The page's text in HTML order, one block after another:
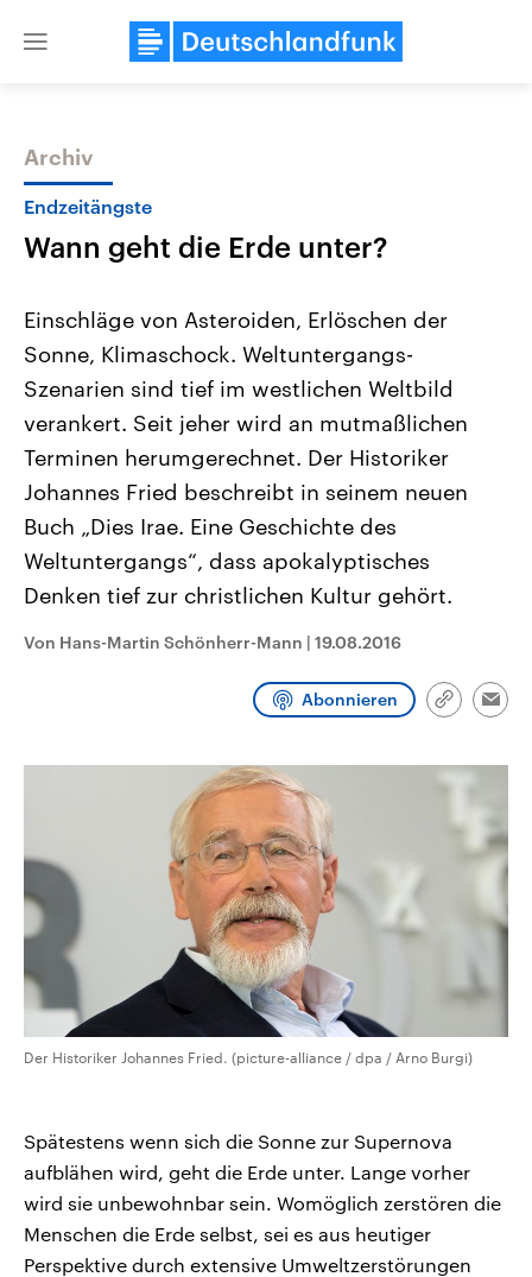
Close
Themen
Landtagswahl Sachsen-Anhalt
2026
Alle Informationen
Sachsen-Anhalt wählt am 6.
September 2026 einen neuen
Bundesland von einer Koalition aus
Umfragen, Prognosen,
Wahlprogramme, aktuelle Berichte
und Hintergründe zu den Parteien
Wahl.
Aktuelle Beiträge,
Hintergründe
Wirtschaftlich und
gehören die Vereinigten
mit großem Einfluss auf
Sendungen Programm Podcasts
Archiv
Endzeitängste
Wann geht die Erde unter?
Einschläge von Asteroiden, Erlöschen der
Sonne, Klimaschock. Weltuntergangs-
Szenarien sind tief im westlichen Weltbild
verankert. Seit jeher wird an mutmaßlichen
Terminen herumgerechnet. Der Historiker
Johannes Fried beschreibt in seinem neuen
Buch „Dies Irae. Eine Geschichte des
Weltuntergangs“, dass apokalyptisches
Denken tief zur christlichen Kultur gehört.
Von Hans-Martin Schönherr-Mann | 19.08.2016
Abonnieren
Link
Der Historiker Johannes Fried. (picture-alliance / dpa / Arno Burgi)
Spätestens wenn sich die Sonne zur Supernova
aufblähen wird, geht die Erde unter. Lange vorher
wird sie unbewohnbar sein. Womöglich zerstören die
Menschen die Erde selbst, sei es aus heutiger
Perspektive durch extensive Umweltzerstörungen